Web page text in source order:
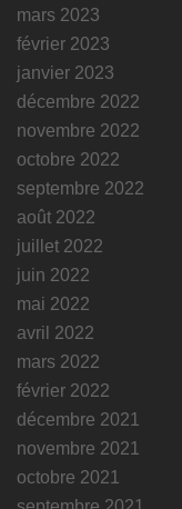
mars 2023
février 2023
janvier 2023
décembre 2022
novembre 2022
octobre 2022
septembre 2022
août 2022
juillet 2022
juin 2022
mai 2022
avril 2022
mars 2022
février 2022
décembre 2021
novembre 2021
octobre 2021